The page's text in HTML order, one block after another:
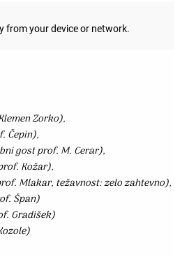
Zorko),
Čepin),
gost prof. M. Cerar),
Kožar),
Mlakar, težavnost: zelo zahtevno),
Špan)
Gradišek)